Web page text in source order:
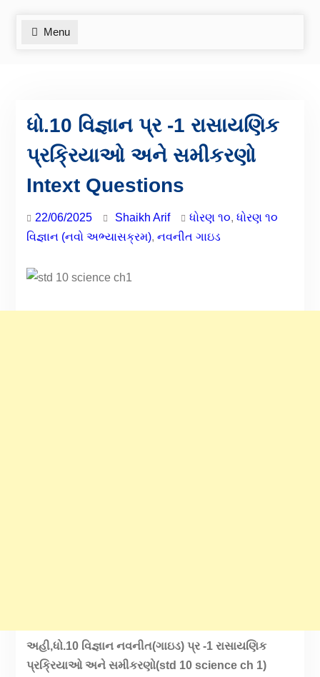
Menu
ધો.10 વિજ્ઞાન પ્ર -1 રાસાયણિક
પ્રક્રિયાઓ અને સમીકરણો
Intext Questions
22/06/2025 Shaikh Arif ધોરણ ૧૦, ધોરણ ૧૦
વિજ્ઞાન (નવો અભ્યાસક્રમ), નવનીત ગાઇડ
અહી,ધો.10 વિજ્ઞાન નવનીત(ગાઇડ) પ્ર -1 રાસાયણિક
પ્રક્રિયાઓ અને સમીકરણો(std 10 science ch 1)